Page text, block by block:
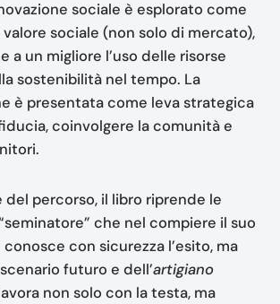
sociale è esplorato come
sociale (non solo di mercato),
a un migliore l’uso delle risorse
sostenibilità nel tempo. La
è presentata come leva strategica
coinvolgere la comunità e
del percorso, il libro riprende le
che nel compiere il suo
con sicurezza l’esito, ma
futuro e dell’artigiano
non solo con la testa, ma